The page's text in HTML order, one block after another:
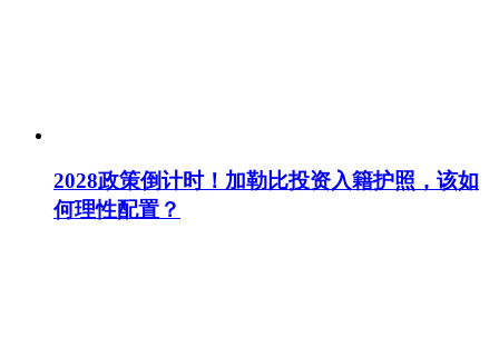
2028政策倒计时！加勒比投资入籍护照，该如
何理性配置？